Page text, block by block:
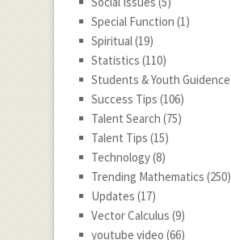
Special Function (1)
Spiritual(19)
Statistics (110)
Students & Youth Guidence
Success Tips (106)
Talent Search (75)
Talent Tips (15)
Technology(8)
Trending Mathematics (250)
Updates (17)
Vector Calculus (9)
youtube video (66)